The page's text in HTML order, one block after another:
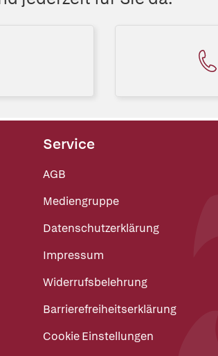
Service
AGB
Mediengruppe
Datenschutzerklärung
Impressum
Widerrufsbelehrung
Barrierefreiheitserklärung
Cookie Einstellungen